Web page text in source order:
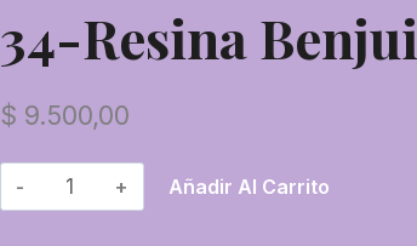
34-Resina Benjui
$ 9.500,00
34-
Resina
Añadir Al Carrito